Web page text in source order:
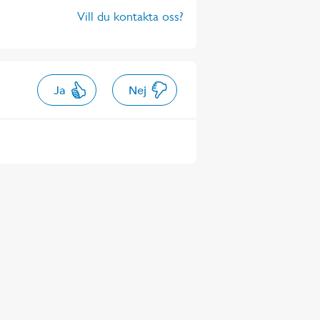
Vill du kontakta oss?
Ja Nej